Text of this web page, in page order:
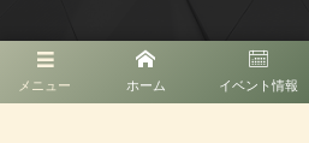
メニュー ホーム イベント情報